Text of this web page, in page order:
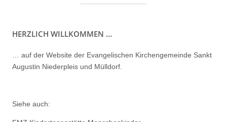
HERZLICH WILLKOMMEN …
… auf der Website der Evangelischen Kirchengemeinde Sankt
Augustin Niederpleis und Mülldorf.
Siehe auch: